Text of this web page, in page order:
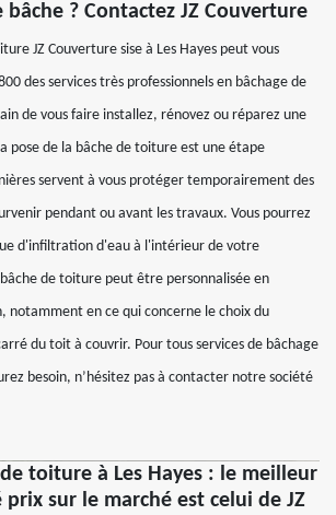
bâche ? Contactez JZ Couverture
JZ Couverture sise à Les Hayes peut vous
des services très professionnels en bâchage de
de vous faire installez, rénovez ou réparez une
pose de la bâche de toiture est une étape
servent à vous protéger temporairement des
pendant ou avant les travaux. Vous pourrez
d'infiltration d'eau à l'intérieur de votre
de toiture peut être personnalisée en
notamment en ce qui concerne le choix du
du toit à couvrir. Pour tous services de bâchage
besoin, n’hésitez pas à contacter notre société
toiture à Les Hayes : le meilleur
sur le marché est celui de JZ